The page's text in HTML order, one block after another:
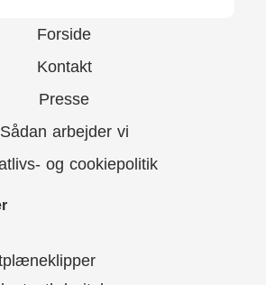
Forside
Kontakt
Presse
Sådan arbejder vi
og cookiepolitik